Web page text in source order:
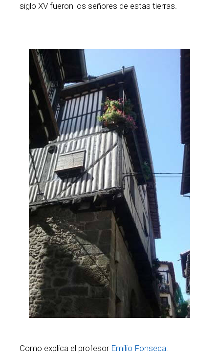
siglo XV fueron los señores de estas tierras.
Como explica el profesor Emilio Fonseca: